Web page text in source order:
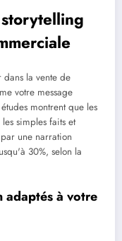
dans la vente de
votre message
montrent que les
simples faits et
une narration
30%, selon la
adaptés à votre